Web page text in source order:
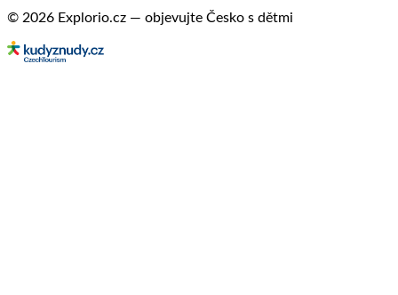
© 2026 Explorio.cz — objevujte Česko s dětmi